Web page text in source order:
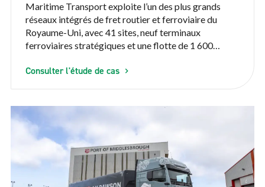
Maritime Transport exploite l’un des plus grands
réseaux intégrés de fret routier et ferroviaire du
Royaume-Uni, avec 41 sites, neuf terminaux
ferroviaires stratégiques et une flotte de 1 600
en place la chaîne d’approvisionnement à pleine
lourdes à grande échelle, en commençant par ses
centres de camions les plus sollicités.
Consulter l'étude de cas